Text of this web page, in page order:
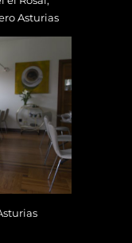
Asturias